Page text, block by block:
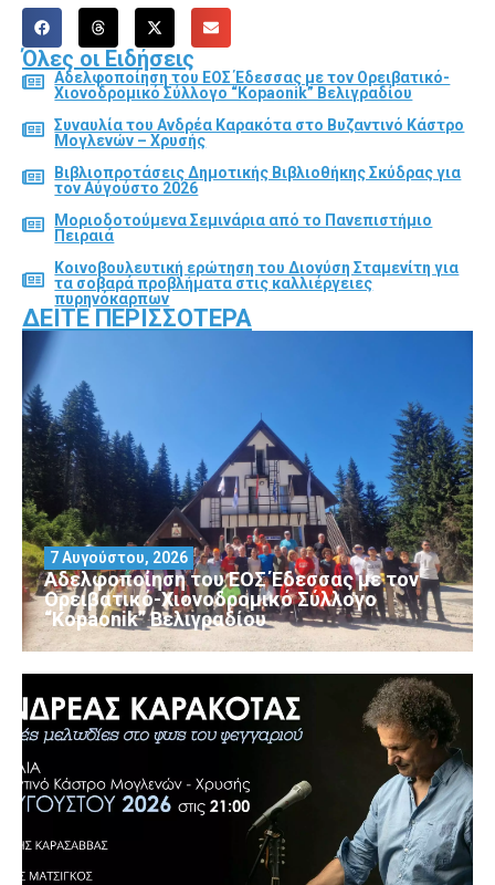
Όλες οι Ειδήσεις
Αδελφοποίηση του ΕΟΣ Έδεσσας με τον Ορειβατικό-
Χιονοδρομικό Σύλλογο “Kopaonik” Βελιγραδίου
Συναυλία του Ανδρέα Καρακότα στο Βυζαντινό Κάστρο
Μογλενών – Χρυσής
Βιβλιοπροτάσεις Δημοτικής Βιβλιοθήκης Σκύδρας για
τον Αύγούστο 2026
Μοριοδοτούμενα Σεμινάρια από το Πανεπιστήμιο
Πειραιά
Κοινοβουλευτική ερώτηση του Διονύση Σταμενίτη για
τα σοβαρά προβλήματα στις καλλιέργειες
πυρηνόκαρπων
ΔΕΊΤΕ ΠΕΡΙΣΣΌΤΕΡΑ
Αδελφοποίηση του ΕΟΣ Έδεσσας με τον
Ορειβατικό-Χιονοδρομικό Σύλλογο
“Kopaonik” Βελιγραδίου
7 Αυγούστου, 2026